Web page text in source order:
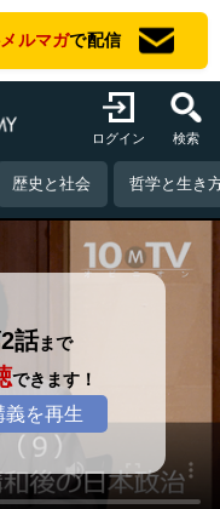
ルマガで配信
ログイン 検索
歴史と社会 哲学と生き
話まで
できます！
を再生